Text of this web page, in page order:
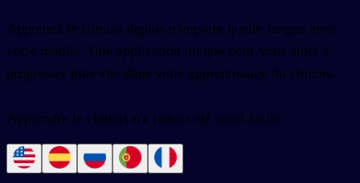
Apprenez le chinois depuis n'importe quelle langue avec
votre mobile. Une application unique pour vous aider à
progresser plus vite dans votre apprentissage du chinois.
Apprendre le chinois n'a jamais été aussi facile.